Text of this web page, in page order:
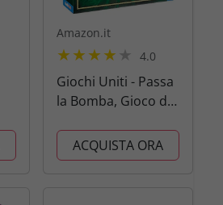
Amazon.it
4.0
Giochi Uniti - Passa
la Bomba, Gioco da
Giocatori, Edizione
Italiana, GU034/2
ACQUISTA ORA